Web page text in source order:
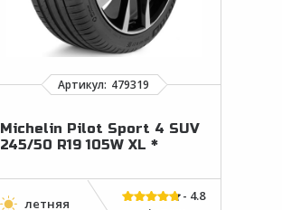
Michelin Pilot Sport 4 SUV
245/50 R19 105W XL *